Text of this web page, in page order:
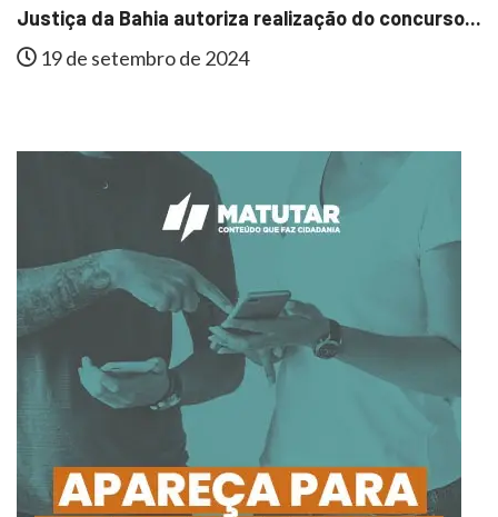
Justiça da Bahia autoriza realização do concurso...
19 de setembro de 2024